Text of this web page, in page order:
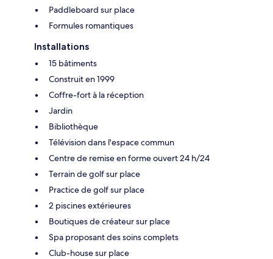
Paddleboard sur place
Formules romantiques
Installations
15 bâtiments
Construit en 1999
Coffre-fort à la réception
Jardin
Bibliothèque
Télévision dans l'espace commun
Centre de remise en forme ouvert 24 h/24
Terrain de golf sur place
Practice de golf sur place
2 piscines extérieures
Boutiques de créateur sur place
Spa proposant des soins complets
Club-house sur place